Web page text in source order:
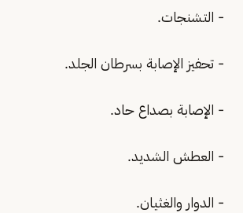
- التشنجات.
- تحفيز الإصابة بسرطان الجلد.
- الإصابة بصداع حاد.
- العطش الشديد.
- الدوار والغثيان.